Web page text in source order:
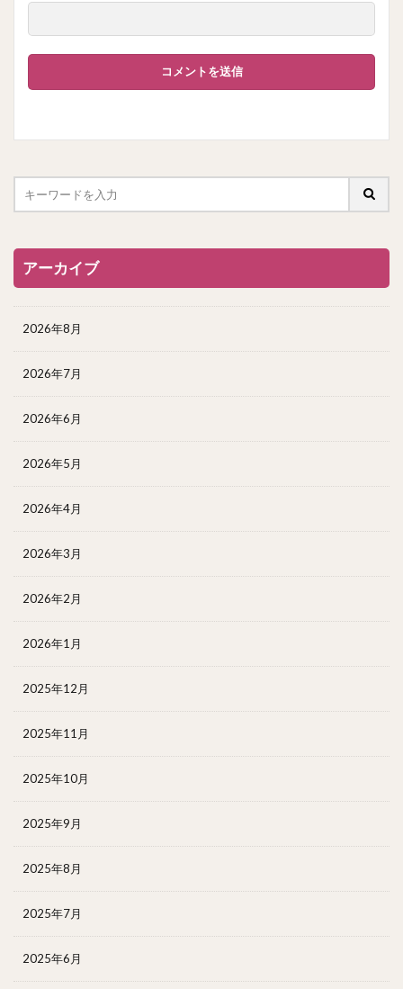
アーカイブ
2026年8月
2026年7月
2026年6月
2026年5月
2026年4月
2026年3月
2026年2月
2026年1月
2025年12月
2025年11月
2025年10月
2025年9月
2025年8月
2025年7月
2025年6月